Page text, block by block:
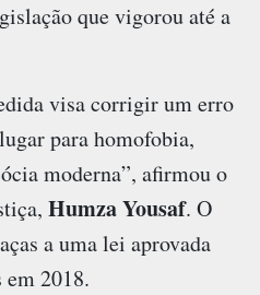
que vigorou até a
visa corrigir um erro
para homofobia,
moderna”, afirmou o
Humza Yousaf. O
a uma lei aprovada
em 2018.